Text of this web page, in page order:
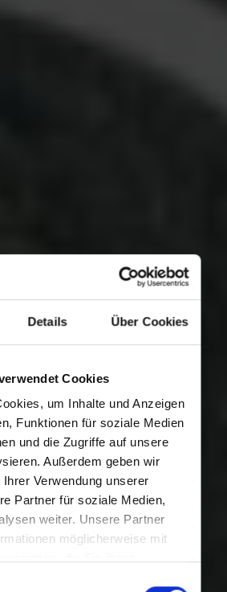
Details Über Cookies
Cookies
um Inhalte und Anzeigen
Funktionen für soziale Medien
und die Zugriffe auf unsere
Außerdem geben wir
Verwendung unserer
Partner für soziale Medien,
weiter. Unsere Partner
möglicherweise mit